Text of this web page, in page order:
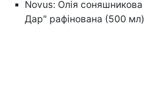
Novus: Олія
Дар" рафінована (500